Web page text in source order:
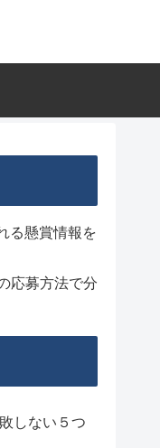
る懸賞情報を
応募方法で分
しない５つ